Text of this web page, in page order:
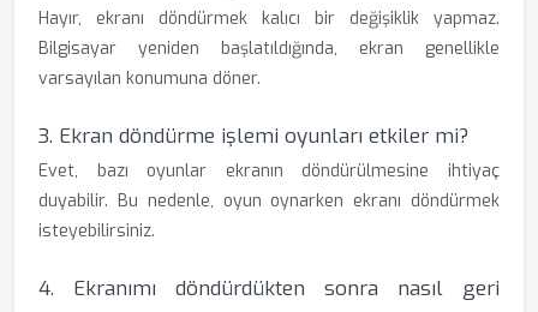
Hayır, ekranı döndürmek kalıcı bir değişiklik yapmaz.
Bilgisayar yeniden başlatıldığında, ekran genellikle
varsayılan konumuna döner.
3. Ekran döndürme işlemi oyunları etkiler mi?
Evet, bazı oyunlar ekranın döndürülmesine ihtiyaç
duyabilir. Bu nedenle, oyun oynarken ekranı döndürmek
isteyebilirsiniz.
4. Ekranımı döndürdükten sonra nasıl geri